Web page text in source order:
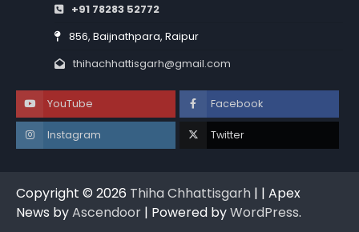
+91 78283 52772
856, Baijnathpara, Raipur
thihachhattisgarh@gmail.com
YouTube Facebook
Instagram Twitter
Copyright © 2026 Thiha Chhattisgarh | | Apex
News byAscendoor | Powered byWordPress.